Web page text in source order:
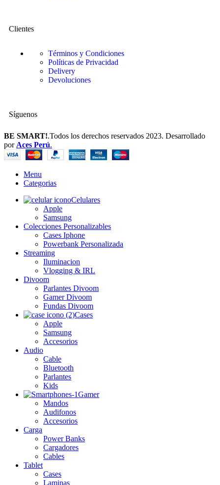
Clientes
Términos y Condiciones
Políticas de Privacidad
Delivery
Devoluciones
Síguenos
BE SMART!.Todos los derechos reservados 2023. Desarrollado
por Aces Perú.
Menu
Categorias
Celulares
Apple
Samsung
Colecciones Personalizables
Cases Iphone
Powerbank Personalizada
Streaming
Iluminacion
Vlogging & IRL
Divoom
Parlantes Divoom
Gamer Divoom
Fundas Divoom
Cases
Apple
Samsung
Accesorios
Audio
Cable
Bluetooth
Parlantes
Kids
Gamer
Mandos
Audifonos
Accesorios
Carga
Power Banks
Cargadores
Cables
Tablet
Cases
Laminas